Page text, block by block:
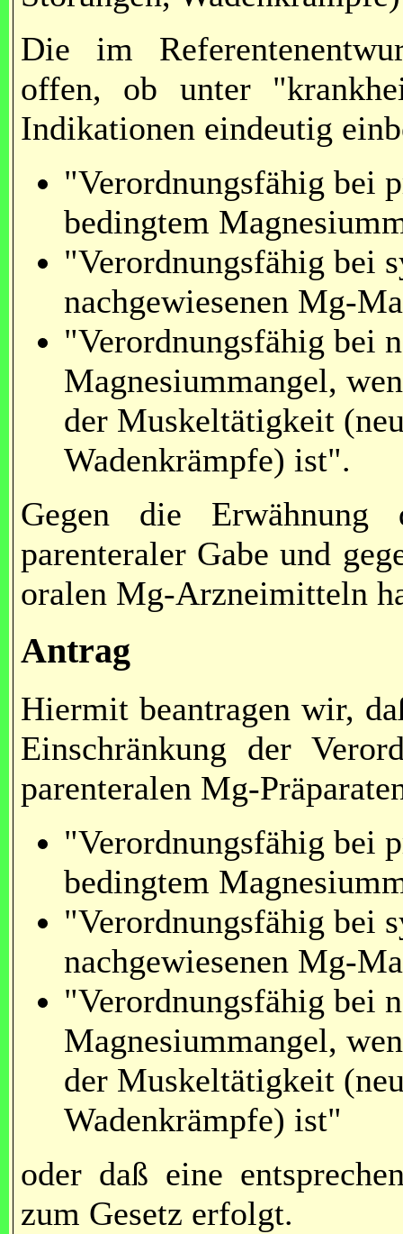
Die im
offen, ob unter
Indikationen eindeutig
"Verordnungsfähig bei
bedingtem
"Verordnungsfähig bei
nachgewiesenen Mg-
"Verordnungsfähig bei
Magnesiummangel,
der Muskeltätigkeit
Wadenkrämpfe) ist".
Gegen die
parenteraler Gabe und
oralen Mg-Arzneimitteln
Antrag
Hiermit beantragen wir,
Einschränkung der
parenteralen Mg-
"Verordnungsfähig bei
bedingtem
"Verordnungsfähig bei
nachgewiesenen Mg-
"Verordnungsfähig bei
Magnesiummangel,
der Muskeltätigkeit
Wadenkrämpfe) ist"
oder daß eine
zum Gesetz erfolgt.